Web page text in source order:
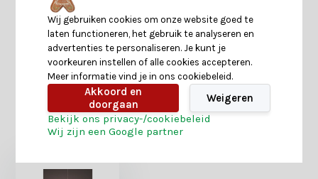
Reviews
Heb je nog interesse in deze recent bekeken
producten?
Wij gebruiken cookies om onze website goed te
laten functioneren, het gebruik te analyseren en
advertenties te personaliseren. Je kunt je
voorkeuren instellen of alle cookies accepteren.
Meer informatie vind je in ons cookiebeleid.
Akkoord en
doorgaan
Weigeren
Bekijk ons privacy-/cookiebeleid
Wij zijn een Google partner